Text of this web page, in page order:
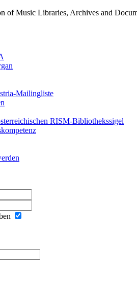
of Music Libraries, Archives and
Mailingliste
RISM-Bibliothekssigel